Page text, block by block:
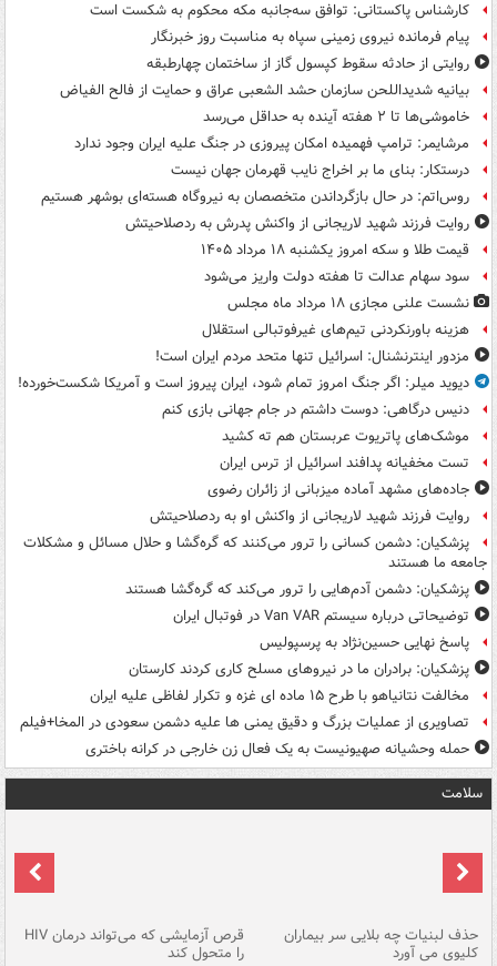
کارشناس پاکستانی: توافق سه‌جانبه مکه محکوم به شکست است
پیام فرمانده نیروی زمینی سپاه به مناسبت روز خبرنگار
روایتی از حادثه سقوط کپسول گاز از ساختمان چهارطبقه
بیانیه شدیداللحن سازمان حشد الشعبی عراق و حمایت از فالح الفیاض
خاموشی‌ها تا ۲ هفته آینده به حداقل می‌رسد
مرشایمر: ترامپ فهمیده امکان پیروزی در جنگ علیه ایران وجود ندارد
درستکار: بنای ما بر اخراج نایب قهرمان جهان نیست
روس‌اتم: در حال بازگرداندن متخصصان به نیروگاه هسته‌ای بوشهر هستیم
روایت فرزند شهید لاریجانی از واکنش پدرش به ردصلاحیتش
قیمت طلا و سکه امروز یکشنبه ۱۸ مرداد ۱۴۰۵
سود سهام عدالت تا هفته دولت واریز می‌شود
نشست علنی مجازی ۱۸ مرداد ماه مجلس
هزینه باورنکردنی تیم‌های غیرفوتبالی استقلال
مزدور اینترنشنال: اسرائیل تنها متحد مردم ایران است!
دیوید میلر: اگر جنگ امروز تمام شود، ایران پیروز است و آمریکا شکست‌خورده!
دنیس درگاهی: دوست داشتم در جام جهانی بازی کنم
موشک‌های پاتریوت عربستان هم ته‌ کشید
تست مخفیانه پدافند اسرائیل از ترس ایران
جاده‌های مشهد آماده میزبانی از زائران رضوی
روایت فرزند شهید لاریجانی از واکنش او به ردصلاحیتش
پزشکیان: دشمن کسانی را ترور می‌کنند که گره‌گشا و حلال مسائل و مشکلات
جامعه ما هستند
پزشکیان: دشمن آدم‌هایی را ترور می‌کند که گره‌گشا هستند
توضیحاتی درباره سیستم Van VAR در فوتبال ایران
پاسخ نهایی حسین‌نژاد به پرسپولیس
پزشکیان: برادران ما در نیروهای مسلح کاری کردند کارستان
مخالفت نتانیاهو با طرح ۱۵ ماده ای غزه و تکرار لفاظی علیه ایران
تصاویری از عملیات بزرگ و دقیق یمنی ها علیه دشمن سعودی در المخا+فیلم
حمله وحشیانه صهیونیست به یک فعال زن خارجی در کرانه باختری
سلامت
حذف لبنیات چه بلایی سر بیماران
کلیوی می آورد
قرص آزمایشی که می‌تواند درمان HIV
را متحول کند